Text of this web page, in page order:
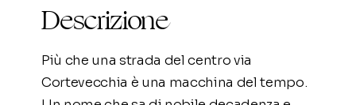
Descrizione
Più che una strada del centro via
Cortevecchia è una macchina del tempo.